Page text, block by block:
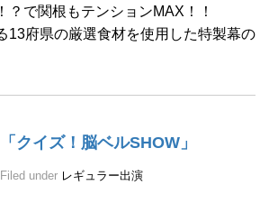
？で関根もテンションMAX！！
13府県の厳選食材を使用した特製幕の
クイズ！脳ベルSHOW」
Filed under レギュラー出演